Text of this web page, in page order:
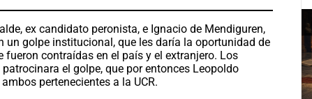
ex candidato peronista, e Ignacio de Mendiguren,
un golpe institucional, que les daría la oportunidad de
contraídas en el país y el extranjero. Los
el golpe, que por entonces Leopoldo
pertenecientes a la UCR.